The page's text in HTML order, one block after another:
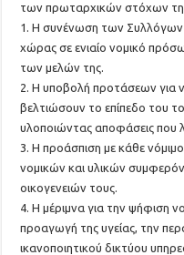
των πρωταρχικών στόχων
1. Η συνένωση των Συλλόγων
χώρας σε ενιαίο νομικό
των μελών της.
2. Η υποβολή προτάσεων για
βελτιώσουν το επίπεδο του
υλοποιώντας αποφάσεις που
3. Η προάσπιση με κάθε
νομικών και υλικών
οικογενειών τους.
4. Η μέριμνα για την ψήφιση
προαγωγή της υγείας, την
ικανοποιητικού δικτύου